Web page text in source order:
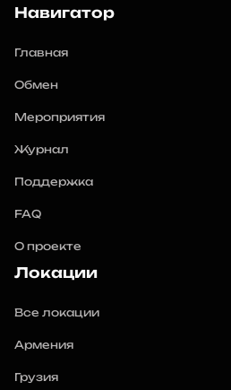
Навигатор
Главная
Обмен
Мероприятия
Журнал
Поддержка
FAQ
О проекте
Локации
Все локации
Армения
Грузия